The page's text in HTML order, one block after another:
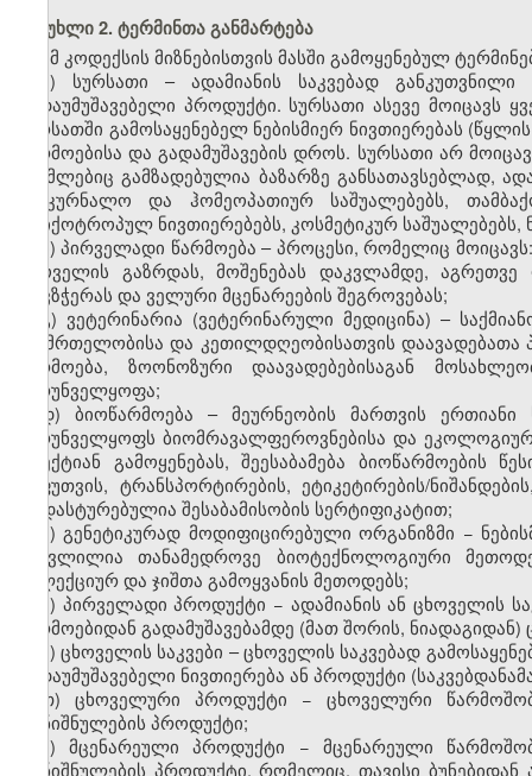
მუხლი 2. ტერმინთა განმარტება
ამ კოდექსის მიზნებისთვის მასში გამოყენებულ
ა) სურსათი – ადამიანის საკვებად
გადაუმუშავებელი პროდუქტი. სურსათი ასევე
სურსათში გამოსაყენებელ ნებისმიერ ნივთიერებას
წარმოებისა და გადამუშავების დროს. სურსათი არ
რომლებიც გამზადებულია ბაზარზე განსათავსებლად,
სამკურნალო და ჰომეოპათიურ საშუალებებს,
ფსიქოტროპულ ნივთიერებებს, კოსმეტიკურ საშუალებებს,
ბ) პირველადი წარმოება – პროცესი, რომელიც
ცხოველის გაზრდას, მოშენებას დაკვლამდე,
თევზჭერას და ველური მცენარეების შეგროვებას;
გ) ვეტერინარია (ვეტერინარული მედიცინა) –
ჯანმრთელობისა და კეთილდღეობისათვის
წარმოება, ზოონოზური დაავადებებისაგან
უზრუნველყოფა;
დ) ბიოწარმოება – მეურნეობის მართვის
უზრუნველყოფს ბიომრავალფეროვნებისა და
ეფექტიან გამოყენებას, შეესაბამება ბიოწარმოების
შეფუთვის, ტრანსპორტირების, ეტიკეტირების/
დადასტურებულია შესაბამისობის სერტიფიკატით;
ე) გენეტიკურად მოდიფიცირებული ორგანიზმი −
შეცვლილია თანამედროვე ბიოტექნოლოგიური
სელექციურ და ჯიშთა გამოყვანის მეთოდებს;
ვ) პირველადი პროდუქტი − ადამიანის ან ცხოველის
წარმოებიდან გადამუშავებამდე (მათ შორის,
ზ) ცხოველის საკვები – ცხოველის საკვებად
გადაუმუშავებელი ნივთიერება ან პროდუქტი
თ) ცხოველური პროდუქტი − ცხოველური
დანიშნულების პროდუქტი;
ი) მცენარეული პროდუქტი − მცენარეული
დანიშნულების პროდუქტი, რომელიც, თავისი ბუნებიდან